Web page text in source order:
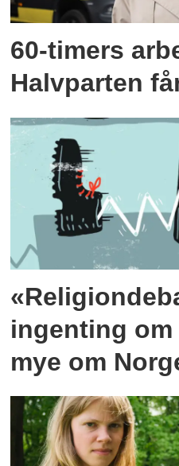
60-timers
Halvparten
ingenting om
mye om